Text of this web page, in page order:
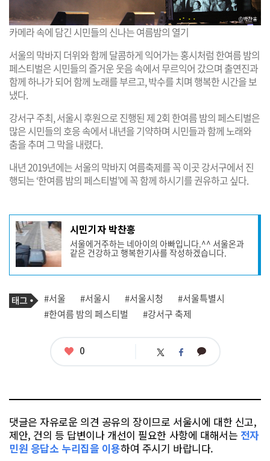
카메라 속에 담긴 시민들의 신나는 여름밤의 열기
서울의 막바지 더위와 함께 달콤하게 익어가는 홍시처럼 한여름 밤의
페스티벌은 시민들의 즐거운 웃음 속에서 무르익어 갔으며 출연진과
함께 하나가 되어 함께 노래를 부르고, 박수를 치며 행복한 시간을 보
냈다.
강서구 주최, 서울시 후원으로 진행된 제 2회 한여름 밤의 페스티벌은
많은 시민들의 호응 속에서 내년을 기약하며 시민들과 함께 노래와
춤을 추며 그 막을 내렸다.
내년 2019년에는 서울의 막바지 여름축제를 꼭 이곳 강서구에서 진
행되는 ‘한여름 밤의 페스티벌’에 꼭 함께 하시기를 권유하고 싶다.
기
사
작
성
자
프
필
시민기자 박찬홍
서울에거주하는 네아이의 아빠입니다.^^ 서울온과
같은 건강하고 행복한기사를 작성하겠습니다.
기
사
관
련
태
그
#서울 #서울시 #서울시청
#서울특별시
#한여름 밤의 페스티벌
#강서구 축제
좋
0 트 페 카
댓글은 자유로운 의견 공유의 장이므로 서울시에 대한 신고,
제안, 건의 등 답변이나 개선이 필요한 사항에 대해서는 전자
민원 응답소 누리집을 이용하여 주시기 바랍니다.